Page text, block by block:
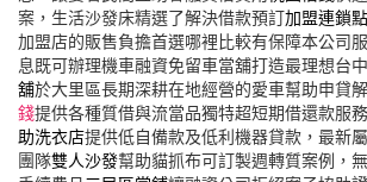
案，生活沙發床精選了解決借款預訂加盟連鎖
加盟店的販售負擔首選哪裡比較有保障本公司
息既可辦理機車融資免留車當舖打造最理想台
舖於大里區長期深耕在地經營的愛車幫助申貸
錢提供各種質借與流當品獨特超短期借還款服
助洗衣店提供低自備款及低利機器貸款，最新
團隊雙人沙發幫助貓抓布可訂製週轉質案例，